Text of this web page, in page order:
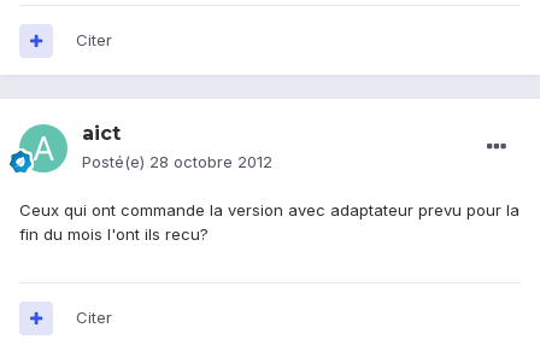
Citer
aict
Posté(e) 28 octobre 2012
Ceux qui ont commande la version avec adaptateur prevu pour la
fin du mois l'ont ils recu?
Citer